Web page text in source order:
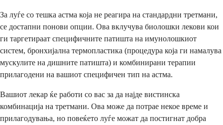
За луѓе со тешка астма која не реагира на стандардни третмани,
се достапни понови опции. Ова вклучува биолошки лекови кои
ги таргетираат специфичните патишта на имунолошкиот
систем, бронхијална термопластика (процедура која ги намалува
мускулите на дишните патишта) и комбинирани терапии
прилагодени на вашиот специфичен тип на астма.
Вашиот лекар ќе работи со вас за да најде вистинска
комбинација на третмани. Ова може да потрае некое време и
прилагодувања, но повеќето луѓе можат да постигнат добра